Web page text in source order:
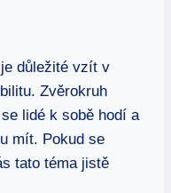
důležité‍ vzít v
Zvěrokruh
lidé k sobě hodí a
mít. Pokud se
‍tato ⁢téma jistě